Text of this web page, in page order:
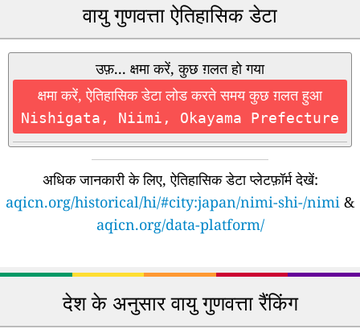
वायु गुणवत्ता ऐतिहासिक डेटा
उफ़... क्षमा करें, कुछ ग़लत हो गया
क्षमा करें, ऐतिहासिक डेटा लोड करते समय कुछ ग़लत हुआ
Nishigata, Niimi, Okayama Prefecture
अधिक जानकारी के लिए, ऐतिहासिक डेटा प्लेटफ़ॉर्म देखें:
aqicn.org/historical/hi/#city:japan/nimi-shi-/nimi &
aqicn.org/data-platform/
देश के अनुसार वायु गुणवत्ता रैंकिंग